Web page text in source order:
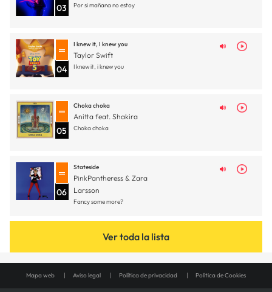
03 Por si mañana no estoy
04
I knew it, I knew you
Taylor Swift
I knew it, i knew you
05
Choka choka
Anitta feat. Shakira
Choka choka
06
Stateside
PinkPantheress & Zara
Larsson
Fancy some more?
Ver toda la lista
Mapa web Aviso legal Política de privacidad Política de Cookies